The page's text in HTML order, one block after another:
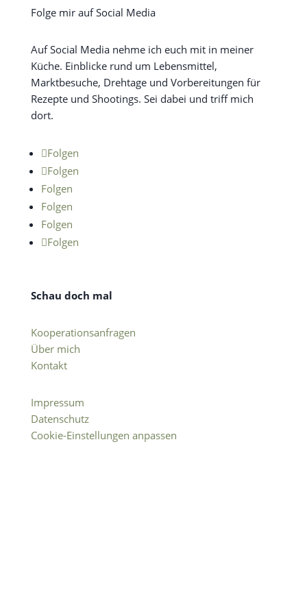
Folge mir auf Social Media
Auf Social Media nehme ich euch mit in meiner
Küche. Einblicke rund um Lebensmittel,
Marktbesuche, Drehtage und Vorbereitungen für
Rezepte und Shootings. Sei dabei und triff mich
dort.
Folgen
Folgen
Folgen
Folgen
Folgen
Folgen
Schau doch mal
Kooperationsanfragen
Über mich
Kontakt
Impressum
Datenschutz
Cookie-Einstellungen anpassen